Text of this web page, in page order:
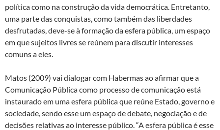
política como na construção da vida democrática. Entretanto,
uma parte das conquistas, como também das liberdades
desfrutadas, deve-se à formação da esfera pública, um espaço
em que sujeitos livres se reúnem para discutir interesses
comuns a eles.
Matos (2009) vai dialogar com Habermas ao afirmar que a
Comunicação Pública como processo de comunicação está
instaurado em uma esfera pública que reúne Estado, governo e
sociedade, sendo esse um espaço de debate, negociação e de
decisões relativas ao interesse público. “A esfera pública é esse